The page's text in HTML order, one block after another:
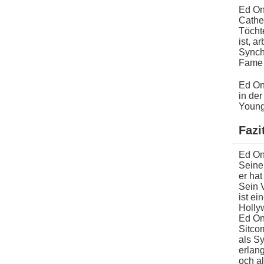
Ed
ist,
Ed
i​n
Ed
er
Sein
i​st
Ed
a​ls
och